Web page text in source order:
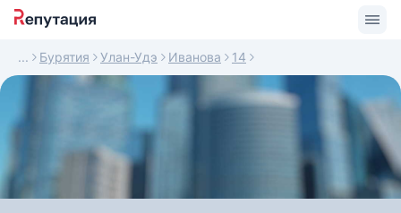
Бурятия Улан-Удэ Иванова 14